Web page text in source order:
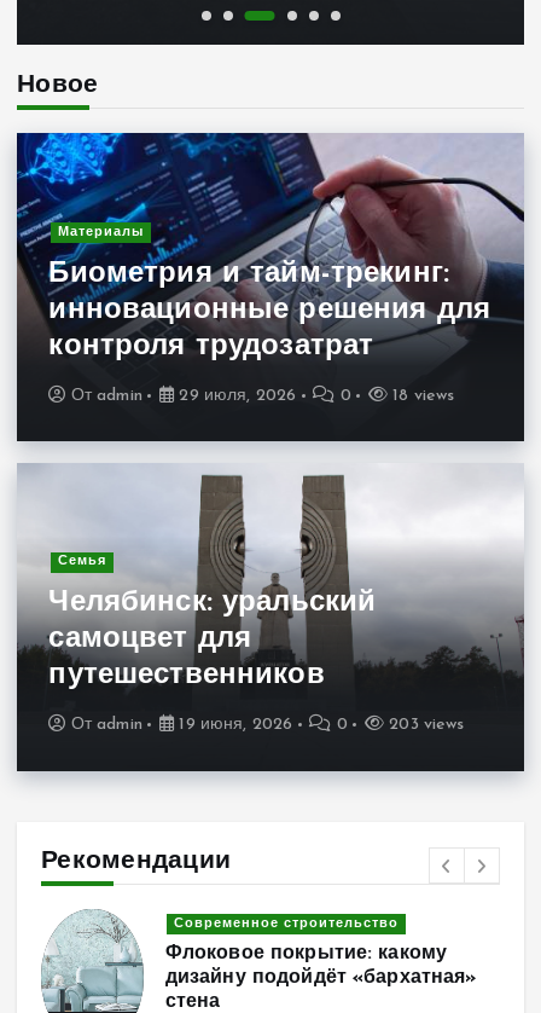
Новое
Материалы
Биометрия и тайм-трекинг:
инновационные решения для
контроля трудозатрат
Отadmin 29 июля, 2026 0 18 views
Семья
Челябинск: уральский
самоцвет для
путешественников
Отadmin 19 июня, 2026 0 203 views
Рекомендации
Современное строительство
Флоковое покрытие: какому
дизайну подойдёт «бархатная»
стена